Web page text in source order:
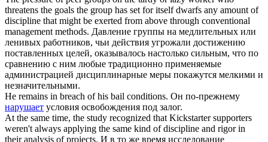
threatens the goals the group has set for itself dwarfs any amountof
discipline that might be exerted from above through conventional
management methods. Давление группы на медлительных или
ленивых работников, чьи действия угрожали достижению
поставленных целей, оказывалось настолько сильным, что по
сравнению с ним любые традиционно применяемые
администрацией дисциплинарные меры покажутся мелкими и
незначительными.
He remains in breach ofhis bail conditions. Он по-прежнему
нарушает условия освобождения под залог.
At the same time, the study recognized that Kickstarter supporters
weren't always applying the same kind of discipline and rigor in
their analysis of projects. И в то же время исследование